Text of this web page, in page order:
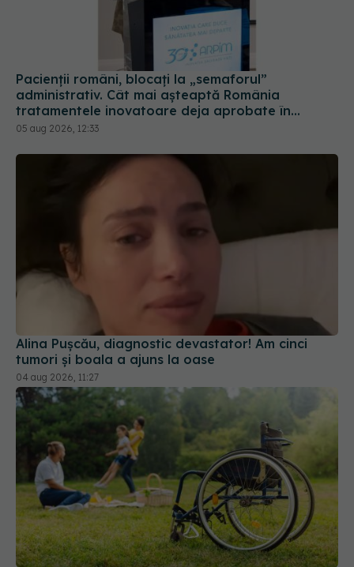
Pacienții români, blocați la „semaforul”
administrativ. Cât mai așteaptă România
tratamentele inovatoare deja aprobate în
Europa
05 aug 2026, 12:33
Alina Pușcău, diagnostic devastator! Am cinci
tumori și boala a ajuns la oase
04 aug 2026, 11:27